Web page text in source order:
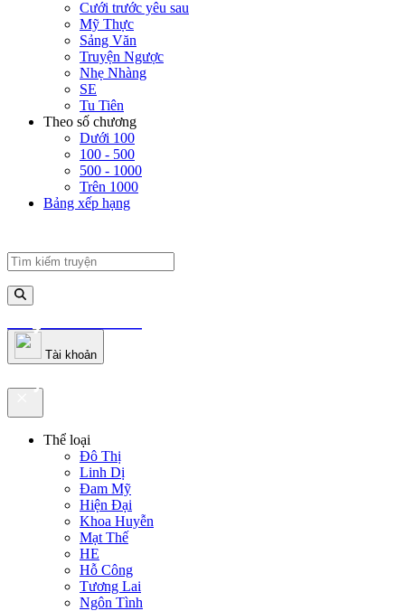
Cưới trước yêu sau
Mỹ Thực
Sảng Văn
Truyện Ngược
Nhẹ Nhàng
SE
Tu Tiên
Theo số chương
Dưới 100
100 - 500
500 - 1000
Trên 1000
Bảng xếp hạng
truyenfullz.com
Tài khoản
truyenfullz.com
Thể loại
Đô Thị
Linh Dị
Đam Mỹ
Hiện Đại
Khoa Huyễn
Mạt Thế
HE
Hỗ Công
Tương Lai
Ngôn Tình